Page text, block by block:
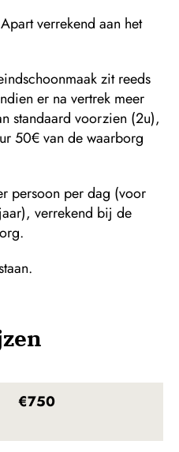
verrekend aan het
zit reeds
er na vertrek meer
standaard voorzien (2u),
50€ van de waarborg
persoon per dag (voor
verrekend bij de
€750